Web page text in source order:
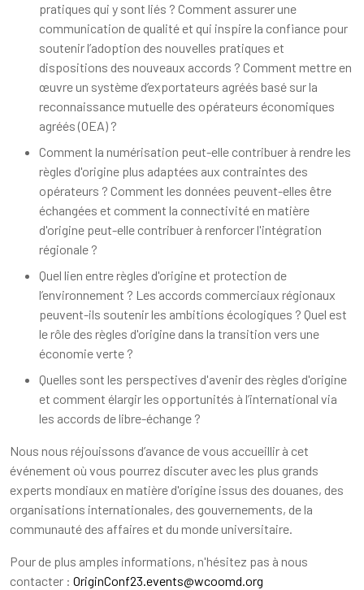
pratiques qui y sont liés ? Comment assurer une
communication de qualité et qui inspire la confiance pour
soutenir l’adoption des nouvelles pratiques et
dispositions des nouveaux accords ? Comment mettre en
œuvre un système d’exportateurs agréés basé sur la
reconnaissance mutuelle des opérateurs économiques
agréés (OEA) ?
Comment la numérisation peut-elle contribuer à rendre les
règles d'origine plus adaptées aux contraintes des
opérateurs ? Comment les données peuvent-elles être
échangées et comment la connectivité en matière
d'origine peut-elle contribuer à renforcer l'intégration
régionale ?
Quel lien entre règles d'origine et protection de
l’environnement ? Les accords commerciaux régionaux
peuvent-ils soutenir les ambitions écologiques ? Quel est
le rôle des règles d'origine dans la transition vers une
économie verte ?
Quelles sont les perspectives d'avenir des règles d'origine
et comment élargir les opportunités à l’international via
les accords de libre-échange ?
Nous nous réjouissons d’avance de vous accueillir à cet
événement où vous pourrez discuter avec les plus grands
experts mondiaux en matière d'origine issus des douanes, des
organisations internationales, des gouvernements, de la
communauté des affaires et du monde universitaire.
Pour de plus amples informations, n'hésitez pas à nous
contacter : OriginConf23.events@wcoomd.org